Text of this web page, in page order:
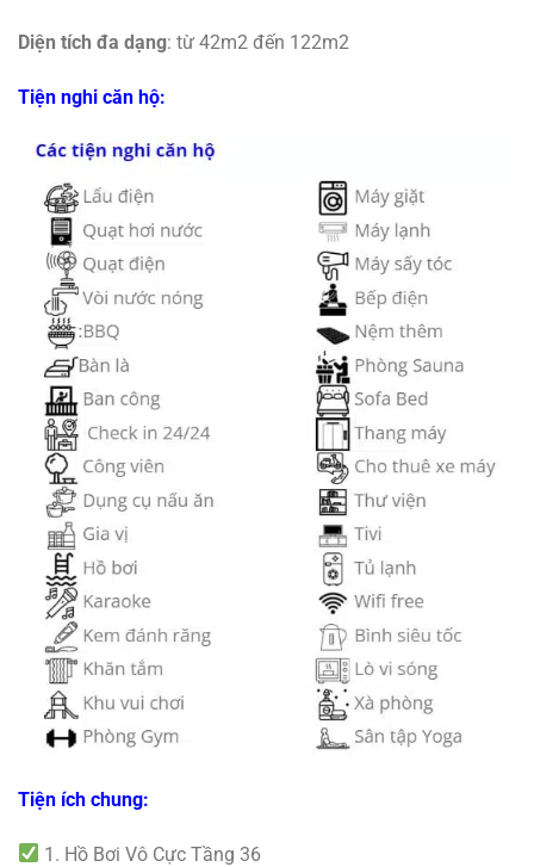
Diện tích đa dạng: từ 42m2 đến 122m2
Tiện nghi căn hộ:
Tiện ích chung:
1. Hồ Bơi Vô Cực Tầng 36